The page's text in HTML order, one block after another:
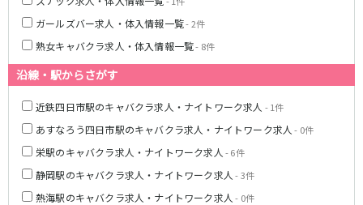
ガールズバー求人・体入情報一覧- 2件
熟女キャバクラ求人・体入情報一覧- 8件
沿線・駅からさがす
近鉄四日市駅のキャバクラ求人・ナイトワーク求人 - 1件
あすなろう四日市駅のキャバクラ求人・ナイトワーク求人 - 0件
栄駅のキャバクラ求人・ナイトワーク求人 - 6件
静岡駅のキャバクラ求人・ナイトワーク求人 - 3件
熱海駅のキャバクラ求人・ナイトワーク求人 - 0件
新浜松駅 第一通り駅
JR御殿場線
大岡駅
伊豆箱根鉄道駿豆線
三島駅
天竜浜名湖線